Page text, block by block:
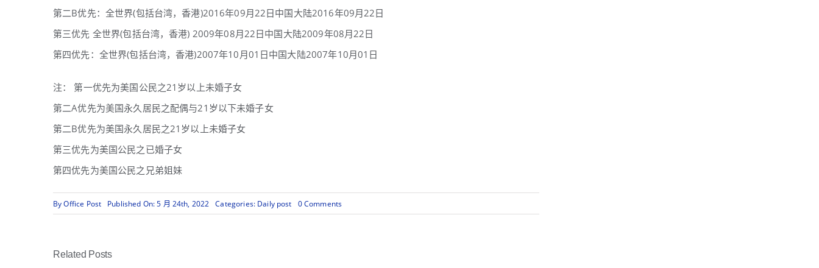
第二B优先：全世界(包括台湾，香港)2016年09月22日中国大陆2016年09月22日
第三优先 全世界(包括台湾，香港) 2009年08月22日中国大陆2009年08月22日
第四优先：全世界(包括台湾，香港)2007年10月01日中国大陆2007年10月01日
注： 第一优先为美国公民之21岁以上未婚子女
第二A优先为美国永久居民之配偶与21岁以下未婚子女
第二B优先为美国永久居民之21岁以上未婚子女
第三优先为美国公民之已婚子女
第四优先为美国公民之兄弟姐妹
ByOffice Post Published On: 5 月 24th, 2022 Categories: Daily post 0 Commentson
2022
Related Posts